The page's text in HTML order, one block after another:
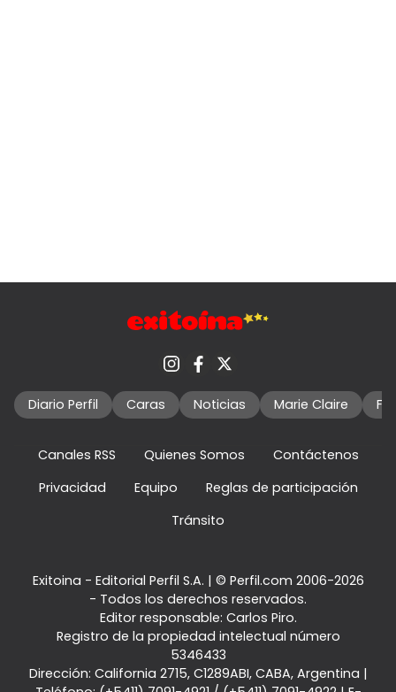
Diario Perfil Caras Noticias Marie Claire
Canales RSS Quienes Somos
Contáctenos
Privacidad
Equipo
Reglas de participación
Tránsito
Exitoina - Editorial Perfil S.A. | © Perfil.com 2006-2026
- Todos los derechos reservados.
Editor responsable: Carlos Piro.
Registro de la propiedad intelectual número
5346433
Dirección: California 2715, C1289ABI, CABA, Argentina |